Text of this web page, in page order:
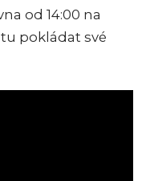
od 14:00 na
pokládat své